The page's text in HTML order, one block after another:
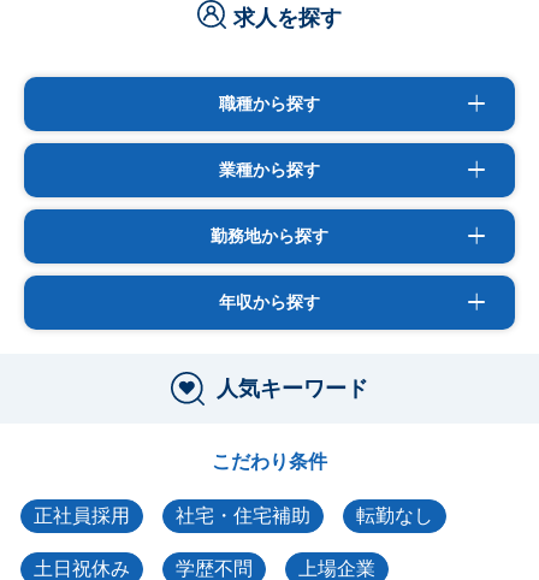
求人を探す
職種から探す
業種から探す
勤務地から探す
年収から探す
人気キーワード
こだわり条件
正社員採用 社宅・住宅補助 転勤なし
土日祝休み 学歴不問 上場企業